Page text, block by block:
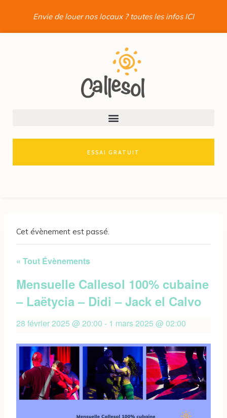
Envie de louer nos locaux ? toutes les infos ICI
ESSAI GRATUIT
Cet évènement est passé.
« Tout Évènements
Mensuelle Callesol 100% cubaine
– Laëtycia – Didi – Jack el Calvo
28 février 2025 @ 20:00 - 1 mars 2025 @ 02:00